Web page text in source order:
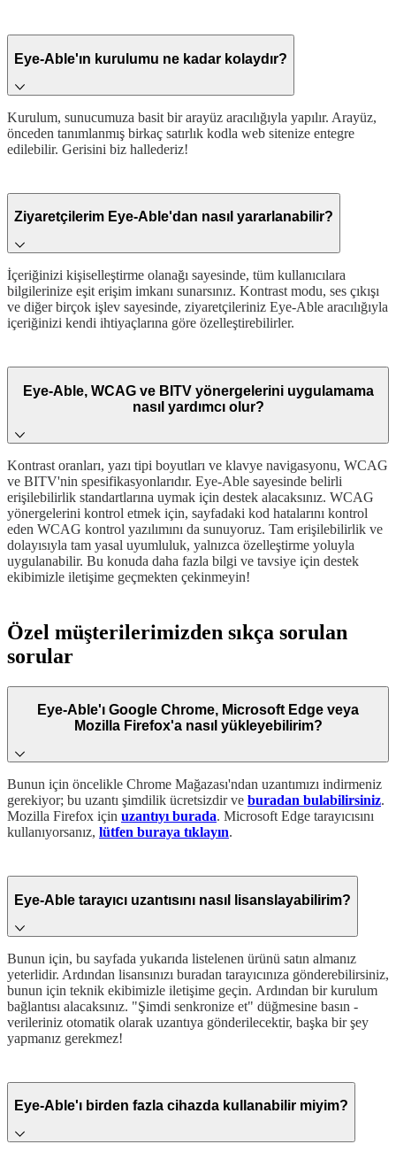
Eye-Able'ın kurulumu ne kadar kolaydır?
Kurulum, sunucumuza basit bir arayüz aracılığıyla yapılır. Arayüz,
önceden tanımlanmış birkaç satırlık kodla web sitenize entegre
edilebilir. Gerisini biz hallederiz!
Ziyaretçilerim Eye-Able'dan nasıl yararlanabilir?
İçeriğinizi kişiselleştirme olanağı sayesinde, tüm kullanıcılara
bilgilerinize eşit erişim imkanı sunarsınız. Kontrast modu, ses çıkışı
ve diğer birçok işlev sayesinde, ziyaretçileriniz Eye-Able aracılığıyla
içeriğinizi kendi ihtiyaçlarına göre özelleştirebilirler.
Eye-Able, WCAG ve BITV yönergelerini uygulamama
nasıl yardımcı olur?
Kontrast oranları, yazı tipi boyutları ve klavye navigasyonu, WCAG
ve BITV'nin spesifikasyonlarıdır. Eye-Able sayesinde belirli
erişilebilirlik standartlarına uymak için destek alacaksınız. WCAG
yönergelerini kontrol etmek için, sayfadaki kod hatalarını kontrol
eden WCAG kontrol yazılımını da sunuyoruz. Tam erişilebilirlik ve
dolayısıyla tam yasal uyumluluk, yalnızca özelleştirme yoluyla
uygulanabilir. Bu konuda daha fazla bilgi ve tavsiye için destek
ekibimizle iletişime geçmekten çekinmeyin!
Özel müşterilerimizden sıkça sorulan
sorular
Eye-Able'ı Google Chrome, Microsoft Edge veya
Mozilla Firefox'a nasıl yükleyebilirim?
Bunun için öncelikle Chrome Mağazası'ndan uzantımızı indirmeniz
gerekiyor; bu uzantı şimdilik ücretsizdir ve buradan bulabilirsiniz.
Mozilla Firefox için uzantıyı burada. Microsoft Edge tarayıcısını
kullanıyorsanız, lütfen buraya tıklayın.
Eye-Able tarayıcı uzantısını nasıl lisanslayabilirim?
Bunun için, bu sayfada yukarıda listelenen ürünü satın almanız
yeterlidir. Ardından lisansınızı buradan tarayıcınıza gönderebilirsiniz,
bunun için teknik ekibimizle iletişime geçin. Ardından bir kurulum
bağlantısı alacaksınız. "Şimdi senkronize et" düğmesine basın -
verileriniz otomatik olarak uzantıya gönderilecektir, başka bir şey
yapmanız gerekmez!
Eye-Able'ı birden fazla cihazda kullanabilir miyim?